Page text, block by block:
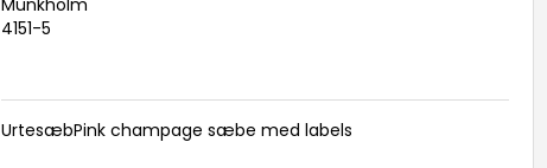
4151-5
UrtesæbPink champage sæbe med labels